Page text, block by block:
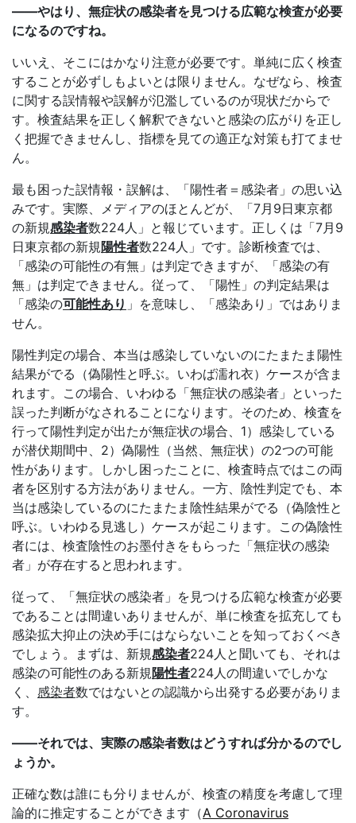
――やはり、無症状の感染者を見つける広範な検査が必要
になるのですね。
いいえ、そこにはかなり注意が必要です。単純に広く検査
することが必ずしもよいとは限りません。なぜなら、検査
に関する誤情報や誤解が氾濫しているのが現状だからで
す。検査結果を正しく解釈できないと感染の広がりを正し
く把握できませんし、指標を見ての適正な対策も打てませ
ん。
最も困った誤情報・誤解は、「陽性者＝感染者」の思い込
みです。実際、メディアのほとんどが、「7月9日東京都
の新規感染者数224人」と報じています。正しくは「7月9
日東京都の新規陽性者数224人」です。診断検査では、
「感染の可能性の有無」は判定できますが、「感染の有
無」は判定できません。従って、「陽性」の判定結果は
「感染の可能性あり 」を意味し、「感染あり」ではありま
せん。
陽性判定の場合、本当は感染していないのにたまたま陽性
結果がでる（偽陽性と呼ぶ。いわば濡れ衣）ケースが含ま
れます。この場合、いわゆる「無症状の感染者」といった
誤った判断がなされることになります。そのため、検査を
行って陽性判定が出たが無症状の場合、1）感染している
が潜伏期間中、2）偽陽性（当然、無症状）の2つの可能
性があります。しかし困ったことに、検査時点ではこの両
者を区別する方法がありません。一方、陰性判定でも、本
当は感染しているのにたまたま陰性結果がでる（偽陰性と
呼ぶ。いわゆる見逃し）ケースが起こります。この偽陰性
者には、検査陰性のお墨付きをもらった「無症状の感染
者」が存在すると思われます。
従って、「無症状の感染者」を見つける広範な検査が必要
であることは間違いありませんが、単に検査を拡充しても
感染拡大抑止の決め手にはならないことを知っておくべき
でしょう。まずは、新規感染者224人と聞いても、それは
感染の可能性のある新規陽性者224人の間違いでしかな
く、 感染者数ではないとの認識から出発する必要がありま
す。
――それでは、実際の感染者数はどうすれば分かるのでし
ょうか。
正確な数は誰にも分りませんが、検査の精度を考慮して理
論的に推定することができます（A Coronavirus